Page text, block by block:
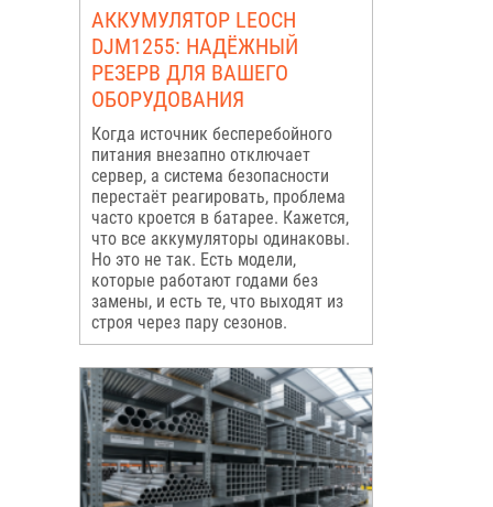
АККУМУЛЯТОР LEOCH
DJM1255: НАДЁЖНЫЙ
РЕЗЕРВ ДЛЯ ВАШЕГО
ОБОРУДОВАНИЯ
Когда источник бесперебойного
питания внезапно отключает
сервер, а система безопасности
перестаёт реагировать, проблема
часто кроется в батарее. Кажется,
что все аккумуляторы одинаковы.
Но это не так. Есть модели,
которые работают годами без
замены, и есть те, что выходят из
строя через пару сезонов.